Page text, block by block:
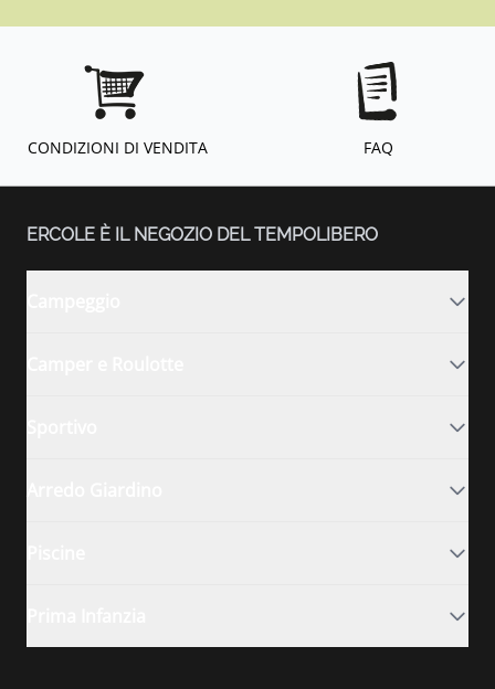
CONDIZIONI DI VENDITA FAQ
ERCOLE È IL NEGOZIO DEL TEMPOLIBERO